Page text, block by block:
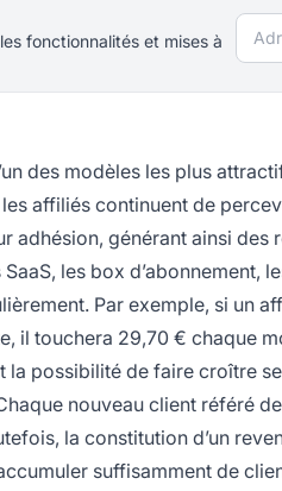
fonctionnalités et mises à
des modèles les plus
affiliés continuent de
adhésion, générant ainsi des
les box d’abonnement,
Par exemple, si un
il touchera 29,70 € chaque
la possibilité de faire croître
nouveau client référé
la constitution d’un
suffisamment de